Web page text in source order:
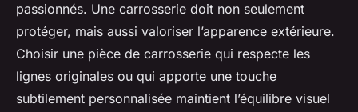
passionnés. Une carrosserie doit non seulement
protéger, mais aussi valoriser l’apparence extérieure.
Choisir une pièce de carrosserie qui respecte les
lignes originales ou qui apporte une touche
subtilement personnalisée maintient l’équilibre visuel